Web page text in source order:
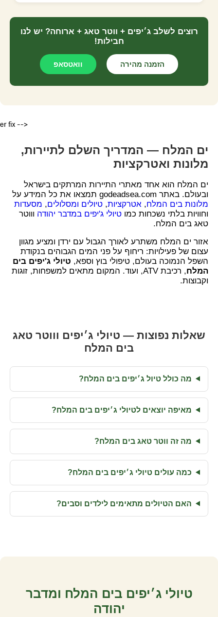
רוצים לשלב ג׳יפים + ווטר טאג + ארוחה? יש לנו
חבילות!
הזמנה מהירה וואטסאפ
er fix -->
ים המלח — המדריך השלם לתיירות,
מלונות ואטרקציות
ים המלח הוא אחד מאתרי התיירות המרתקים בישראל
ובעולם. באתר godeadsea.com תמצאו את כל המידע על
מלונות בים המלח, אטרקציות, טיולים ומסלולים, מסעדות
וחוויות בלתי נשכחות כמו טיולי ג'יפים במדבר יהודה וווטר
טאג בים המלח.
אזור ים המלח משתרע לאורך הגבול עם ירדן ומציע מגוון
עצום של פעילויות: ריחוף על פני המים הגבוהים בנקודת
השפל הנמוכה בעולם, טיפולי בוץ וספא, טיולי ג'יפים בים
המלח
, רכיבת ATV, ועוד. המקום מתאים למשפחות, זוגות
וקבוצות.
שאלות נפוצות — טיולי ג׳יפים וווטר טאג
בים המלח
מה כולל טיול ג׳יפים בים המלח?
מאיפה יוצאים לטיולי ג׳יפים בים המלח?
מה זה ווטר טאג בים המלח?
כמה עולים טיולי ג׳יפים בים המלח?
האם הטיולים מתאימים לילדים וסבים?
טיולי ג׳יפים בים המלח ומדבר
יהודה